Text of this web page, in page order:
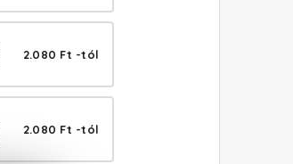
2.080 Ft -tól
2.080 Ft -tól